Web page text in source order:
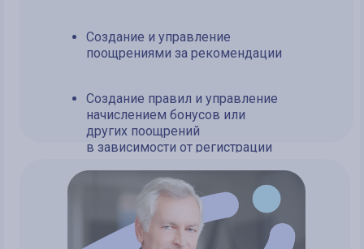
Создание и управление
поощрениями за рекомендации
Создание правил и управление
начислением бонусов или
других поощрений
в зависимости от регистрации
по рекомендации